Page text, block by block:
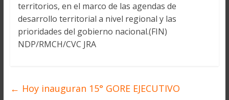
territorios, en el marco de las agendas de
desarrollo territorial a nivel regional y las
prioridades del gobierno nacional.(FIN)
NDP/RMCH/CVC JRA
← Hoy inauguran 15° GORE EJECUTIVO